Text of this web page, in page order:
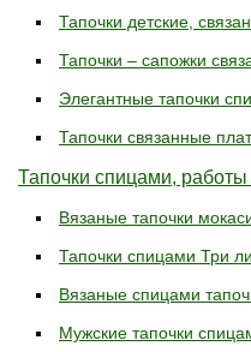
Тапочки детские,
Тапочки – сапожки
Элегантные тапочки
Тапочки связанные
Тапочки спицами,
Вязаные тапочки
Тапочки спицами Три
Вязаные спицами
Мужские тапочки